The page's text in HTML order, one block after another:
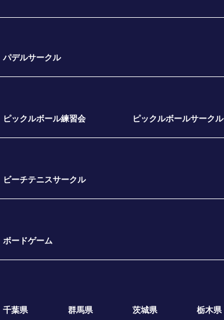
パデルサークル
ピックルボール練習会 ピックルボールサークル
ビーチテニスサークル
ボードゲーム
千葉県 群馬県 茨城県 栃木県